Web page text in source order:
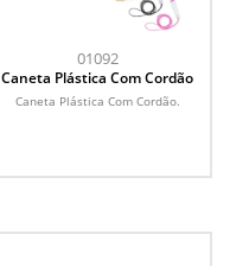
01092
Caneta Plástica Com Cordão
Caneta Plástica Com Cordão.